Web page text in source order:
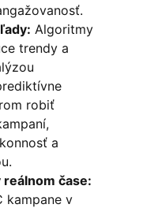
Algoritmy
trendy a
robiť
a
čase:
kampane v